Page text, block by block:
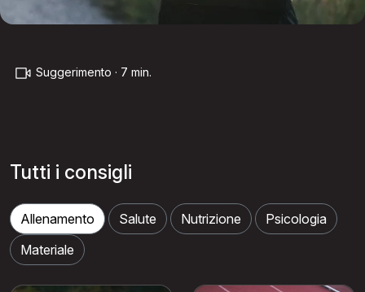
Suggerimento · 7 min.
Tutti i consigli
Allenamento Salute Nutrizione
Psicologia
Materiale